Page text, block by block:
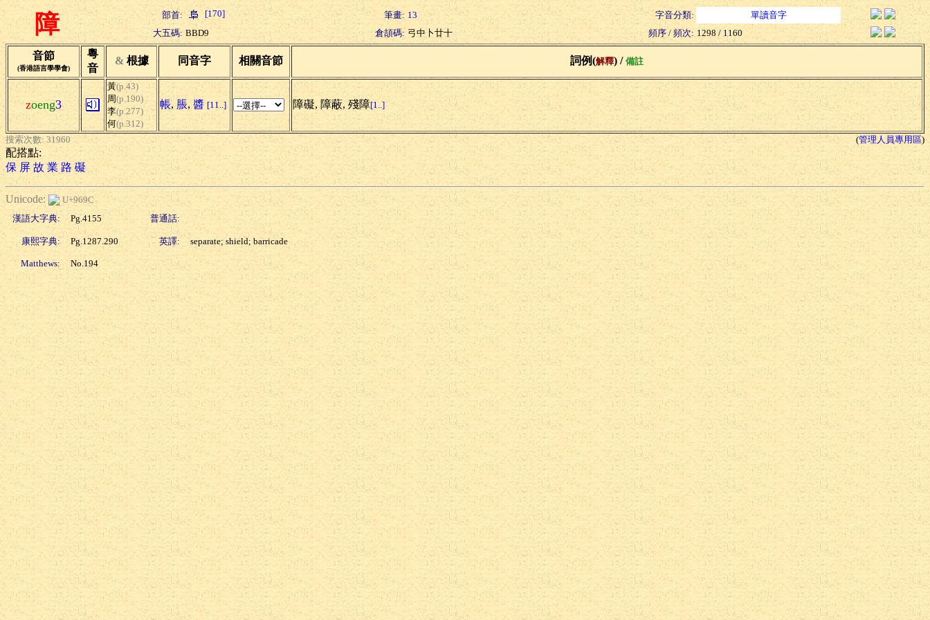
障 部首: [170] 筆畫: 13 字音分類:
單讀音字
大五碼: BBD9 倉頡碼: 弓中卜廿十 頻序 / 頻次: 1298 / 1160
音節
(香港語言學學會)
粵
音
& 根據 同音字 相關音節 詞例(解釋) / 備註
zoeng3
黃(p.43)
周(p.190)
李(p.277)
何(p.312)
帳, 脹, 醬 [11..] 障礙, 障蔽, 殘障[1..]
搜索次數: 31960 (管理人員專用區)
配搭點:
保 屏 故 業 路 礙
Unicode:
U+969C
漢語大字典:
Pg.4155 普通話:
康熙字典: Pg.1287.290 英譯: separate; shield; barricade
Matthews: No.194